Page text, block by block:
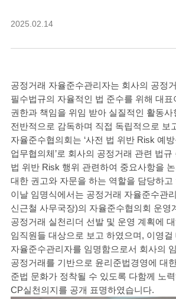
2025.02.14
공정거래 자율준수관리자는 회사의 공정
필수법규의 자율적인 법 준수를 위해 대표
권한과 책임을 위임 받아 실질적인 활동사
전반적으로 감독하며 직접 독립적으로 보
자율준수협의회는 ‘사전 법 위반 Risk 예
업무협의체’로 회사의 공정거래 관련 법
법 위반 Risk 행위 관련하여 중요사항을
대한 권고와 자문을 하는 역할을 담당하고
이날 임명식에서는 공정거래 자율준수관
신근철 사무국장)의 자율준수협의회 운영
공정거래 실천리더 선발 및 운영 계획에
임직원들 대상으로 보고 하였으며, 이영걸
자율준수관리자를 임명함으로서 회사의
공정거래를 기반으로 윤리준법경영에 대
준법 문화가 정착될 수 있도록 다함께 노
CP실천의지를 공개 표명하였습니다.